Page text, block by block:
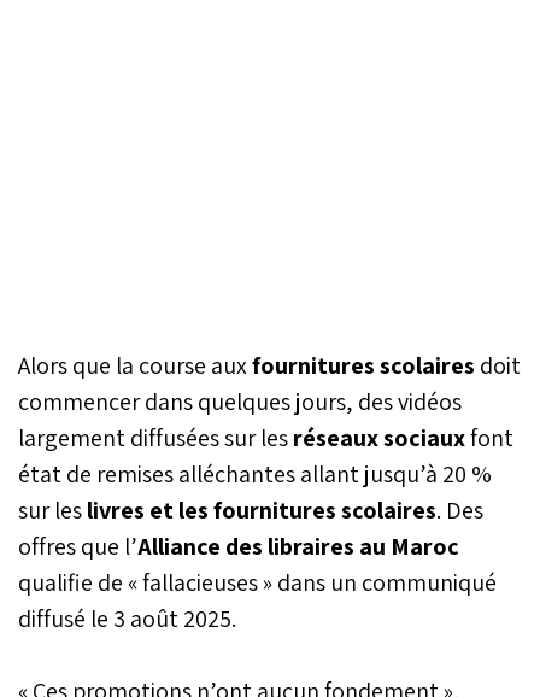
Alors que la course auxfournitures scolaires doit
commencer dans quelques jours, des vidéos
largement diffusées sur lesréseaux sociauxfont
état de remises alléchantes allant jusqu’à 20 %
sur leslivres et les fournitures scolaires. Des
offres que l’Alliance des libraires au Maroc
qualifie de « fallacieuses » dans un communiqué
diffusé le 3 août 2025.